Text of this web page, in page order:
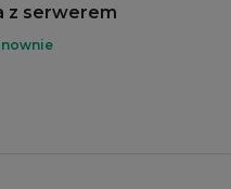
z serwerem